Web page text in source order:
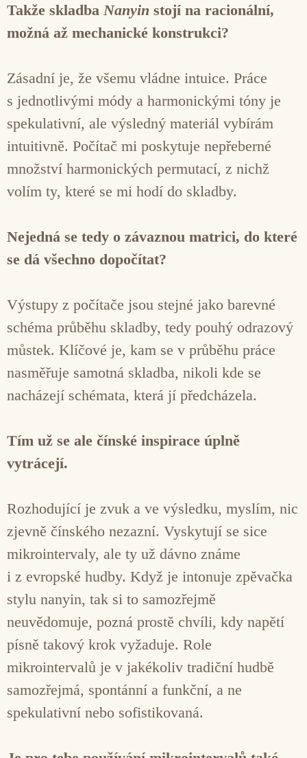
Takže skladba Nanyin stojí na racionální,
možná až mechanické konstrukci?
Zásadní je, že všemu vládne intuice. Práce
s jednotlivými módy a harmonickými tóny je
spekulativní, ale výsledný materiál vybírám
intuitivně. Počítač mi poskytuje nepřeberné
množství harmonických permutací, z nichž
volím ty, které se mi hodí do skladby.
Nejedná se tedy o závaznou matrici, do které
se dá všechno dopočítat?
Výstupy z počítače jsou stejné jako barevné
schéma průběhu skladby, tedy pouhý odrazový
můstek. Klíčové je, kam se v průběhu práce
nasměřuje samotná skladba, nikoli kde se
nacházejí schémata, která jí předcházela.
Tím už se ale čínské inspirace úplně
vytrácejí.
Rozhodující je zvuk a ve výsledku, myslím, nic
zjevně čínského nezazní. Vyskytují se sice
mikrointervaly, ale ty už dávno známe
i z evropské hudby. Když je intonuje zpěvačka
stylu nanyin, tak si to samozřejmě
neuvědomuje, pozná prostě chvíli, kdy napětí
písně takový krok vyžaduje. Role
mikrointervalů je v jakékoliv tradiční hudbě
samozřejmá, spontánní a funkční, a ne
spekulativní nebo sofistikovaná.